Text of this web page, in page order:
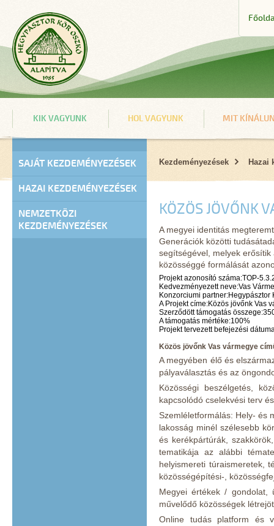
KIK VAGYUNK HOL VAGYUNK MIT
SAJÁT KEZDEMÉNYEZÉSEK
HAZAI KEZDEMÉNYEZÉSEK
NEMZETKÖZI
KEZDEMÉNYEZÉSEK
Kezdeményezések Hazai
KÖZÖS JÖVŐNK
A megyei identitás
Generációk közötti
segítségével, melyek
közösséggé formálását
Projekt azonosító száma:TOP-
Kedvezményezett neve:Vas
Konzorciumi partner:Hegypásztor
A Projekt címe:Közös jövőnk Vas
Szerződött támogatás
A támogatás mértéke:100%
Projekt tervezett befejezési
Közös jövőnk Vas vármegye
A megyében élő és
pályaválasztás és az
Közösségi beszélgetés,
kapcsolódó cselekvési terv
Szemléletformálás: Hely- és
lakosság minél szélesebb
és kerékpártúrák,
tematikája az alábbi
helyismereti túraismeretek,
közösségépítési-,
Megyei értékek / gondolat,
művelődő közösségek
Online tudás platform és